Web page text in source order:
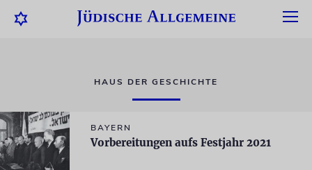
HAUS DER GESCHICHTE
BAYERN
Vorbereitungen aufs Festjahr 2021